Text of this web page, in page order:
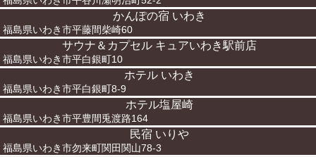
かんぽの宿 いわき
福島県いわき市平藤間柴崎60
サウナ＆カプセル キュアいわき駅前店
福島県いわき市平白銀町10
ホテル いわき
福島県いわき市平白銀町8-9
ホテル塩屋崎
福島県いわき市平豊間兎渡路164
民宿 いりや
福島県いわき市勿来町関田関山78-3